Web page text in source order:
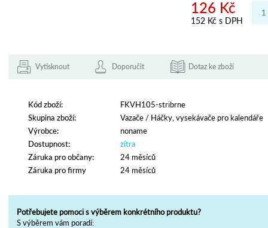
126 Kč
152 Kč s DPH
Vytisknout Doporučit Dotaz ke zboží
Kód zboží:
FKVH105-stribrne
Skupina zboží:
Vazače / Háčky, vysekávače pro kalendáře
Výrobce:
noname
Dostupnost:
zítra
Záruka pro občany:
24 měsíců
Záruka pro firmy
24 měsíců
Potřebujete pomoci s výběrem konkrétního produktu?
S výběrem vám poradí: